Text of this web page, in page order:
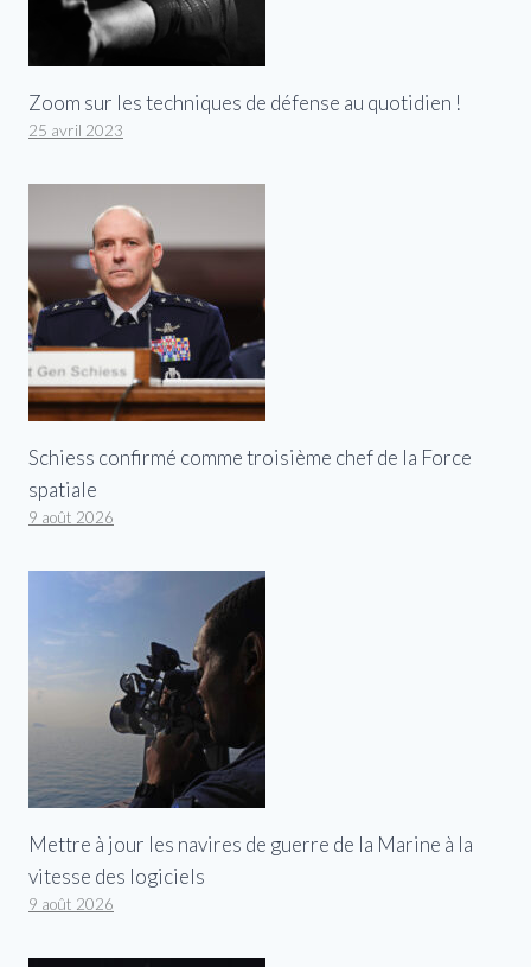
Zoom sur les techniques de défense au quotidien !
25 avril 2023
Schiess confirmé comme troisième chef de la Force
spatiale
9 août 2026
Mettre à jour les navires de guerre de la Marine à la
vitesse des logiciels
9 août 2026